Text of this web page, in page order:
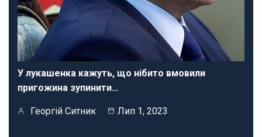
У лукашенка кажуть, що нібито вмовили
пригожина зупинити…
Георгій Ситник Лип 1, 2023